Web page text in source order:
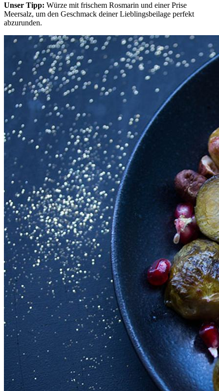
Unser Tipp: Würze mit frischem Rosmarin und einer Prise
Meersalz, um den Geschmack deiner Lieblingsbeilage perfekt
abzurunden.